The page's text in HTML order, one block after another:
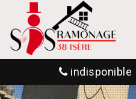
indisponible